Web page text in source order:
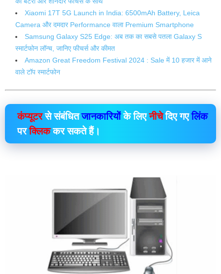
Xiaomi 17T 5G Launch in India: 6500mAh Battery, Leica
Camera और दमदार Performance वाला Premium Smartphone
Samsung Galaxy S25 Edge: अब तक का सबसे पतला Galaxy S
स्मार्टफोन लॉन्च, जानिए फीचर्स और कीमत
Amazon Great Freedom Festival 2024 : Sale में 10 हजार में आने
वाले टॉप स्मार्टफोन
कंप्यूटरसे संबंधितजानकारियोंके लिएनीचेदिए गएलिंक
परक्लिककर सकते हैं।